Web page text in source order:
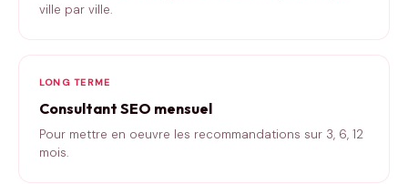
ville par ville.
LONG TERME
Consultant SEO mensuel
Pour mettre en oeuvre les recommandations sur 3, 6, 12
mois.